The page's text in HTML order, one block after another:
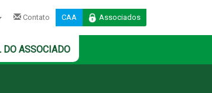
Contato CAA Associados
DO ASSOCIADO